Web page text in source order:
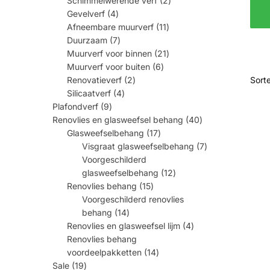
producten
Gevelverf 44
producten
Afneembare muurverf 1111
producten
Duurzaam 77
producten
Muurverf voor binnen 2121
producten
Muurverf voor buiten 66
producten
Renovatieverf 22
producten
Silicaatverf 44
producten
Plafondverf 99
producten
Renovlies en glasweefsel behang 4040
producten
Glasweefselbehang
1717
producten
Visgraat glasweefselbehang 77
producten
Voorgeschilderd
glasweefselbehang 1212
producten
Renovlies behang
1515
producten
Voorgeschilderd renovlies
behang 1414
producten
Renovlies en glasweefsel lijm 44
producten
Renovlies behang
voordeelpakketten 1414
producten
Sale 1919